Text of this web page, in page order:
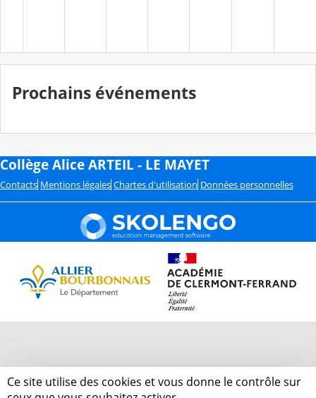
Prochains événements
Collège Alice ARTEIL - LE MAYET
Contacts Mentions légales Chartes d'utilisation Données personnelles
Ce site utilise des cookies et vous donne le contrôle sur